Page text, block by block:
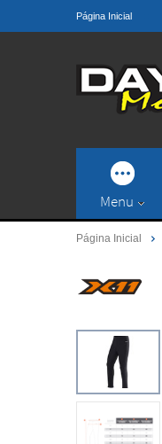
Página Inicial
Menu
Página Inicial